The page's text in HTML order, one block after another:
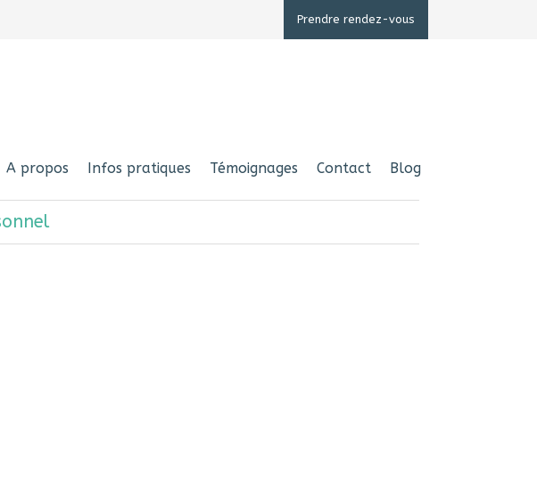
Prendre rendez-vous
A propos Infos pratiques Témoignages Contact Blog